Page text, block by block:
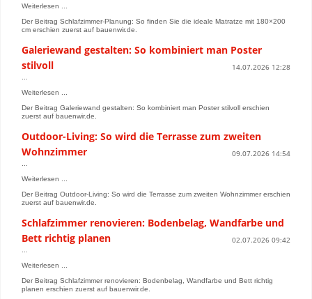
Weiterlesen ...
Der Beitrag Schlafzimmer-Planung: So finden Sie die ideale Matratze mit 180×200
cm erschien zuerst auf bauenwir.de.
Galeriewand gestalten: So kombiniert man Poster
stilvoll
14.07.2026 12:28
Weiterlesen ...
Der Beitrag Galeriewand gestalten: So kombiniert man Poster stilvoll erschien
zuerst auf bauenwir.de.
Outdoor-Living: So wird die Terrasse zum zweiten
Wohnzimmer
09.07.2026 14:54
Weiterlesen ...
Der Beitrag Outdoor-Living: So wird die Terrasse zum zweiten Wohnzimmer erschien
zuerst auf bauenwir.de.
Schlafzimmer renovieren: Bodenbelag, Wandfarbe und
Bett richtig planen
02.07.2026 09:42
Weiterlesen ...
Der Beitrag Schlafzimmer renovieren: Bodenbelag, Wandfarbe und Bett richtig
planen erschien zuerst auf bauenwir.de.